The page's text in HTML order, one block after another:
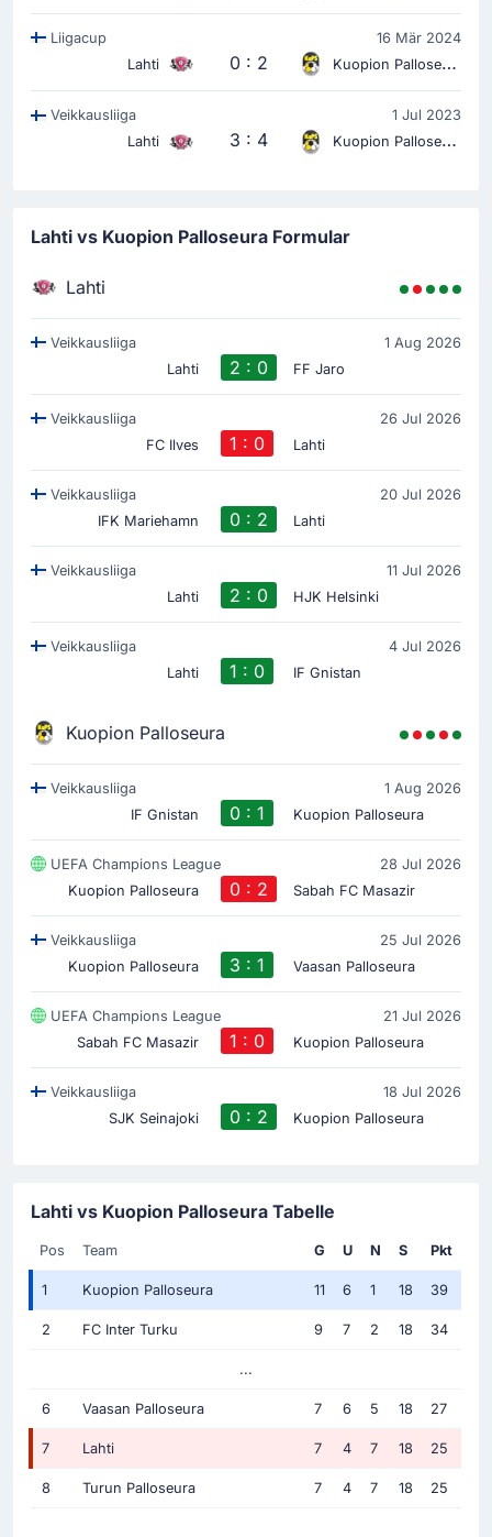
Liigacup
16 Mär 2024
Lahti
0 : 2 Kuopion Palloseura
Veikkausliiga
1 Jul 2023
Lahti
3 : 4 Kuopion Palloseura
Lahti vs Kuopion Palloseura Formular
Lahti
Veikkausliiga
1 Aug 2026
Lahti
2 : 0 FF Jaro
Veikkausliiga
26 Jul 2026
FC Ilves
1 : 0 Lahti
Veikkausliiga
20 Jul 2026
IFK Mariehamn
0 : 2 Lahti
Veikkausliiga
11 Jul 2026
Lahti
2 : 0 HJK Helsinki
Veikkausliiga
4 Jul 2026
Lahti
1 : 0 IF Gnistan
Kuopion Palloseura
Veikkausliiga
1 Aug 2026
IF Gnistan
0 : 1 Kuopion Palloseura
UEFA Champions League
28 Jul 2026
Kuopion Palloseura
0 : 2 Sabah FC Masazir
Veikkausliiga
25 Jul 2026
Kuopion Palloseura
3 : 1 Vaasan Palloseura
UEFA Champions League
21 Jul 2026
Sabah FC Masazir
1 : 0 Kuopion Palloseura
Veikkausliiga
18 Jul 2026
SJK Seinajoki
0 : 2 Kuopion Palloseura
Lahti vs Kuopion Palloseura Tabelle
Pos Team G U N S Pkt
1 Kuopion Palloseura 11 6 1 18 39
2 FC Inter Turku 9 7 2 18 34
...
6 Vaasan Palloseura 7 6 5 18 27
7 Lahti 7 4 7 18 25
8 Turun Palloseura 7 4 7 18 25